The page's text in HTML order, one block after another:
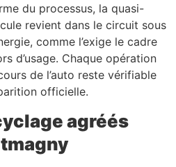
du processus, la quasi-
revient dans le circuit sous
comme l’exige le cadre
d’usage. Chaque opération
de l’auto reste vérifiable
officielle.
agréés